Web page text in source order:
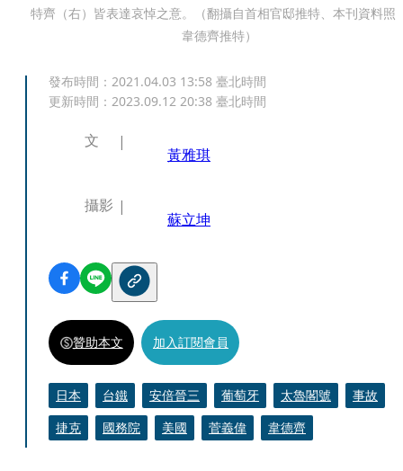
特齊（右）皆表達哀悼之意。（翻攝自首相官邸推特、本刊資料照
韋德齊推特）
發布時間： 2021.04.03 13:58 臺北時間
更新時間： 2023.09.12 20:38 臺北時間
文
黃雅琪
攝影
蘇立坤
贊助本文 加入訂閱會員
日本 台鐵 安倍晉三 葡萄牙 太魯閣號
事故
捷克
國務院 美國 菅義偉 韋德齊